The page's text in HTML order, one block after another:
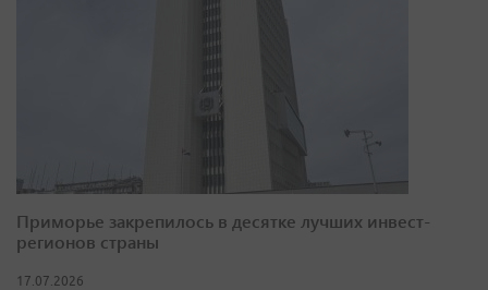
Приморье закрепилось в десятке лучших инвест-
регионов страны
17.07.2026